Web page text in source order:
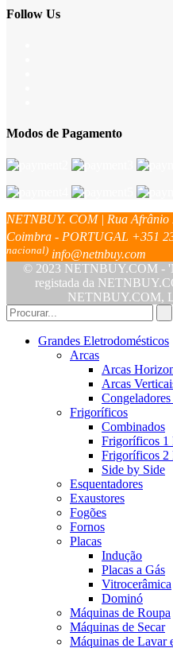
Follow Us
Modos de Pagamento
NETNBUY. COM | Rua Afrânio
Coimbra - PORTUGAL +351
nacional) info@netnbuy.com
© 2023 NETNBUY.COM -
registada da
NETNBUY.COM,
Grandes Eletrodomésticos
Arcas
Arcas
Arcas
Frigoríficos
Combinados
Frigoríficos 1
Frigoríficos 2
Side by Side
Esquentadores
Exaustores
Fogões
Fornos
Placas
Indução
Placas a Gás
Vitrocerâmica
Dominó
Máquinas de Roupa
Máquinas de Secar
Máquinas de Lavar